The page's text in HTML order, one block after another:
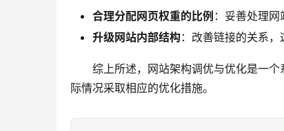
合理分配网页权重的比例 ：妥善处理网
升级网站内部结构：改善链接的关系，
综上所述，网站架构调优与优化是一
际情况采取相应的优化措施。